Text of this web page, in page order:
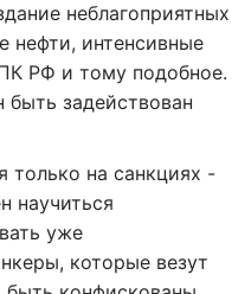
неблагоприятных
нефти, интенсивные
РФ и тому подобное.
задействован
только на санкциях -
научиться
уже
которые везут